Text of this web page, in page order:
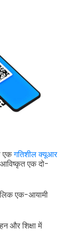
एकगतिशील क्यूआर
एक दो-
एक-आयामी
और शिक्षा में